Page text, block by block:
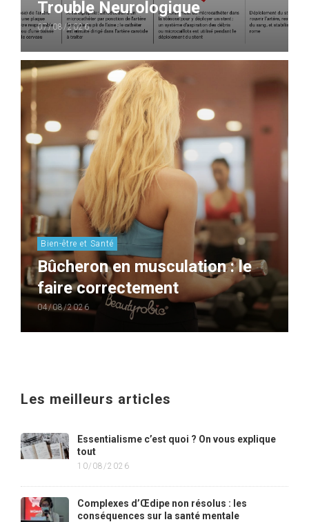
Trouble Neurologique
07/08/2026
Bien-être et Santé
Bûcheron en musculation : le
faire correctement
04/08/2026
Les meilleurs articles
Essentialisme c’est quoi ? On vous explique
tout
10/08/2026
Complexes d’Œdipe non résolus : les
conséquences sur la santé mentale